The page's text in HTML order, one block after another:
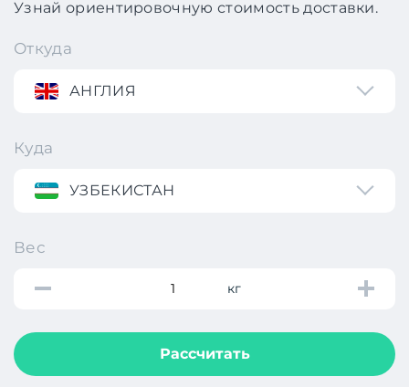
Узнай ориентировочную стоимость доставки.
Откуда
АНГЛИЯ
Куда
УЗБЕКИСТАН
Вес
кг
Рассчитать